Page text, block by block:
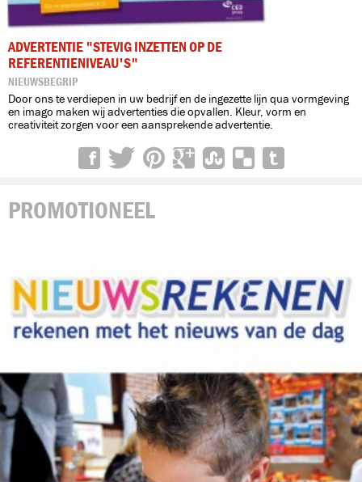
ADVERTENTIE "STEVIG INZETTEN OP DE
REFERENTIENIVEAU'S"
NIEUWSBEGRIP
Door ons te verdiepen in uw bedrijf en de ingezette lijn qua vormgeving
en imago maken wij advertenties die opvallen. Kleur, vorm en
creativiteit zorgen voor een aansprekende advertentie.
PROMOTIONEEL